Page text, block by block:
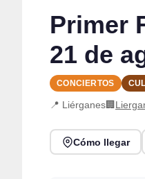
Primer
21 de
CONCIERTOS
📍 Liérganes🏢
Cómo llegar